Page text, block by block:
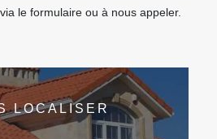
le formulaire ou à nous appeler.
LOCALISER